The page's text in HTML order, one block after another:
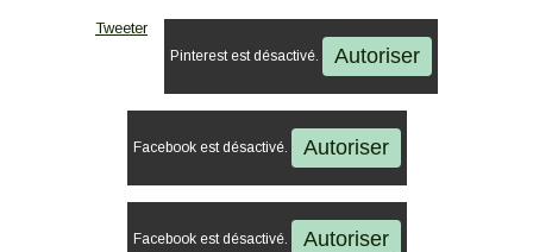
Tweeter
Pinterest est désactivé. Autoriser
Facebook est désactivé. Autoriser
Facebook est désactivé. Autoriser